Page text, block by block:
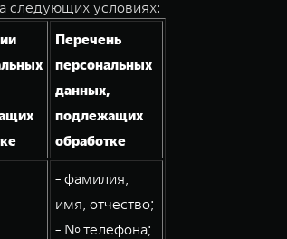
следующих условиях:
Перечень
персональных
данных,
подлежащих
обработке
- фамилия,
имя, отчество;
- № телефона;